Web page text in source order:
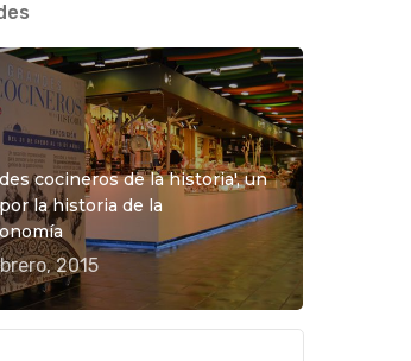
cocineros de la historia', un
la historia de la
2015